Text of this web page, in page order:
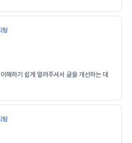
팅
해하기 쉽게 알려주셔서 글을 개선하는 데
팅